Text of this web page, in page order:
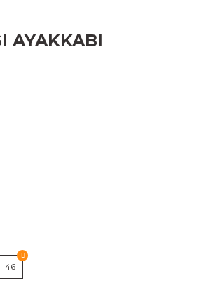
AYAKKABI
46